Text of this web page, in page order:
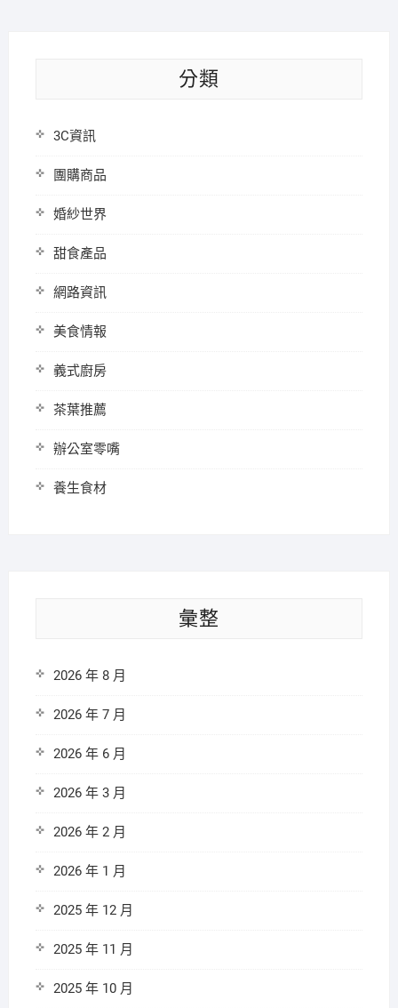
分類
3C資訊
團購商品
婚紗世界
甜食產品
網路資訊
美食情報
義式廚房
茶葉推薦
辦公室零嘴
養生食材
彙整
2026 年 8 月
2026 年 7 月
2026 年 6 月
2026 年 3 月
2026 年 2 月
2026 年 1 月
2025 年 12 月
2025 年 11 月
2025 年 10 月